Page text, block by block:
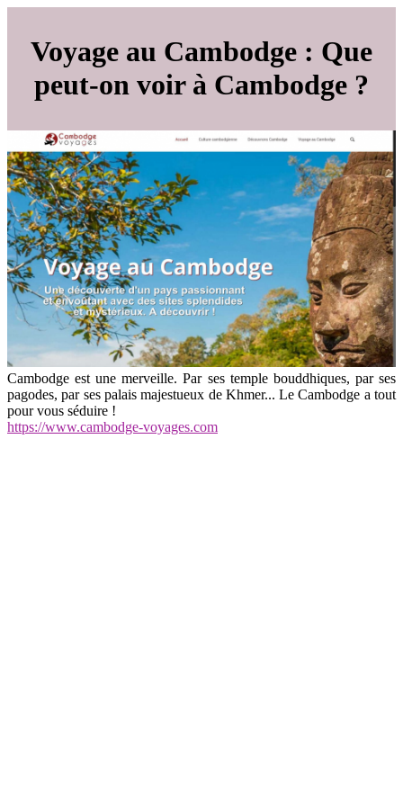
Voyage au Cambodge : Que
peut-on voir à Cambodge ?
Cambodge est une merveille. Par ses temple bouddhiques, par ses
pagodes, par ses palais majestueux de Khmer... Le Cambodge a tout
pour vous séduire !
https://www.cambodge-voyages.com